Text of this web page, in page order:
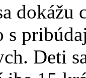
dokážu
s
Deti